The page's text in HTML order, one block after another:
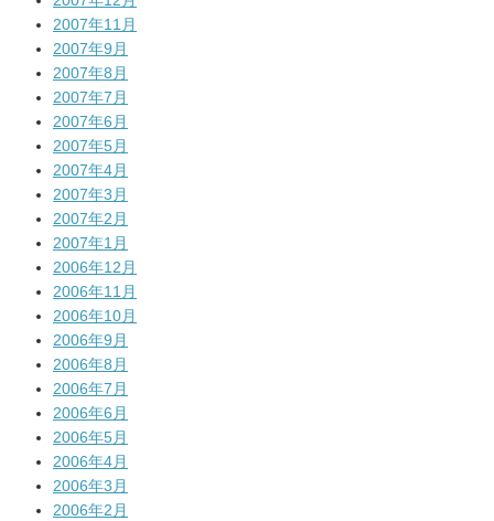
2007年11月
2007年9月
2007年8月
2007年7月
2007年6月
2007年5月
2007年4月
2007年3月
2007年2月
2007年1月
2006年12月
2006年11月
2006年10月
2006年9月
2006年8月
2006年7月
2006年6月
2006年5月
2006年4月
2006年3月
2006年2月